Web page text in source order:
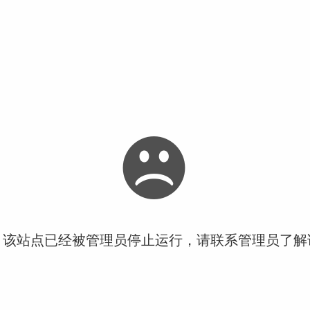
站点已经被管理员停止运行，请联系管理员了